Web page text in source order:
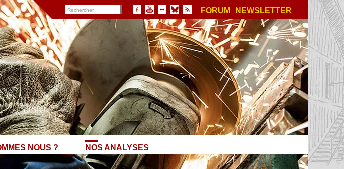
FORUM NEWSLETTER
NOUS ? NOS ANALYSES